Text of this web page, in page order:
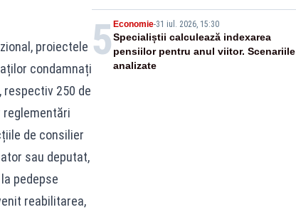
proiectele
condamnați
250 de
de consilier
sau deputat,
pedepse
reabilitarea,
conflict izbucnit
5 Economie-31 iul. 2026, 15:30
Specialiștii calculează indexarea
pensiilor pentru anul viitor. Scenariile
analizate